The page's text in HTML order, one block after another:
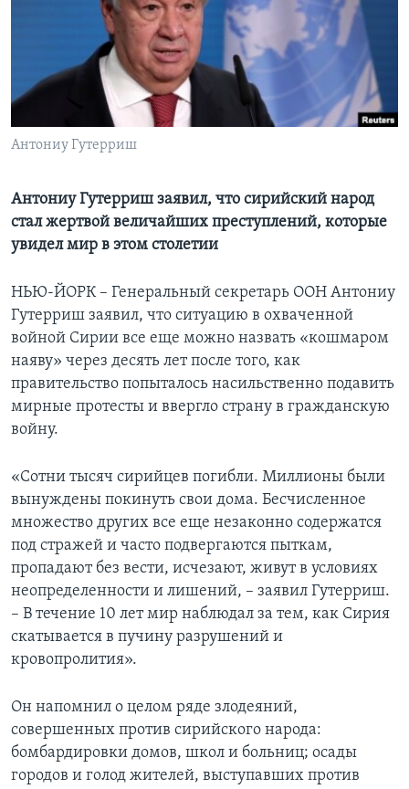
Learning English
СОЦИАЛЬНЫЕ СЕТИ
Антониу Гутерриш
Антониу Гутерриш заявил, что сирийский народ
стал жертвой величайших преступлений, которые
увидел мир в этом столетии
НЬЮ-ЙОРК – Генеральный секретарь ООН Антониу
Гутерриш заявил, что ситуацию в охваченной
войной Сирии все еще можно назвать «кошмаром
наяву» через десять лет после того, как
правительство попыталось насильственно подавить
мирные протесты и ввергло страну в гражданскую
войну.
«Сотни тысяч сирийцев погибли. Миллионы были
вынуждены покинуть свои дома. Бесчисленное
множество других все еще незаконно содержатся
под стражей и часто подвергаются пыткам,
пропадают без вести, исчезают, живут в условиях
неопределенности и лишений, – заявил Гутерриш.
– В течение 10 лет мир наблюдал за тем, как Сирия
скатывается в пучину разрушений и
кровопролития».
Он напомнил о целом ряде злодеяний,
совершенных против сирийского народа:
бомбардировки домов, школ и больниц; осады
городов и голод жителей, выступавших против